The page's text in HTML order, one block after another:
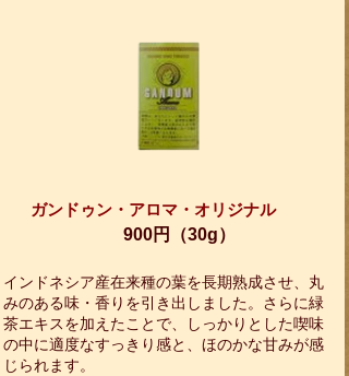
ガンドゥン・アロマ・オリジナル
900円（30g）
インドネシア産在来種の葉を長期熟成させ、丸
みのある味・香りを引き出しました。さらに緑
茶エキスを加えたことで、しっかりとした喫味
の中に適度なすっきり感と、ほのかな甘みが感
じられます。